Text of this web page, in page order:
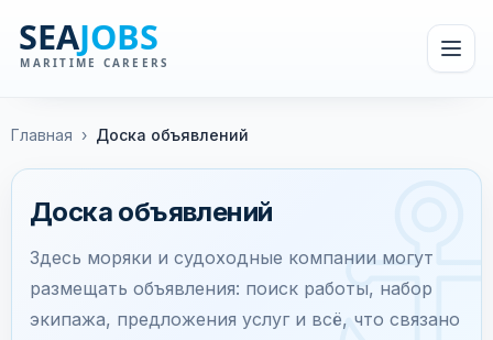
Главная › Доска объявлений
Доска объявлений
Здесь моряки и судоходные компании могут
размещать объявления: поиск работы, набор
экипажа, предложения услуг и всё, что связано